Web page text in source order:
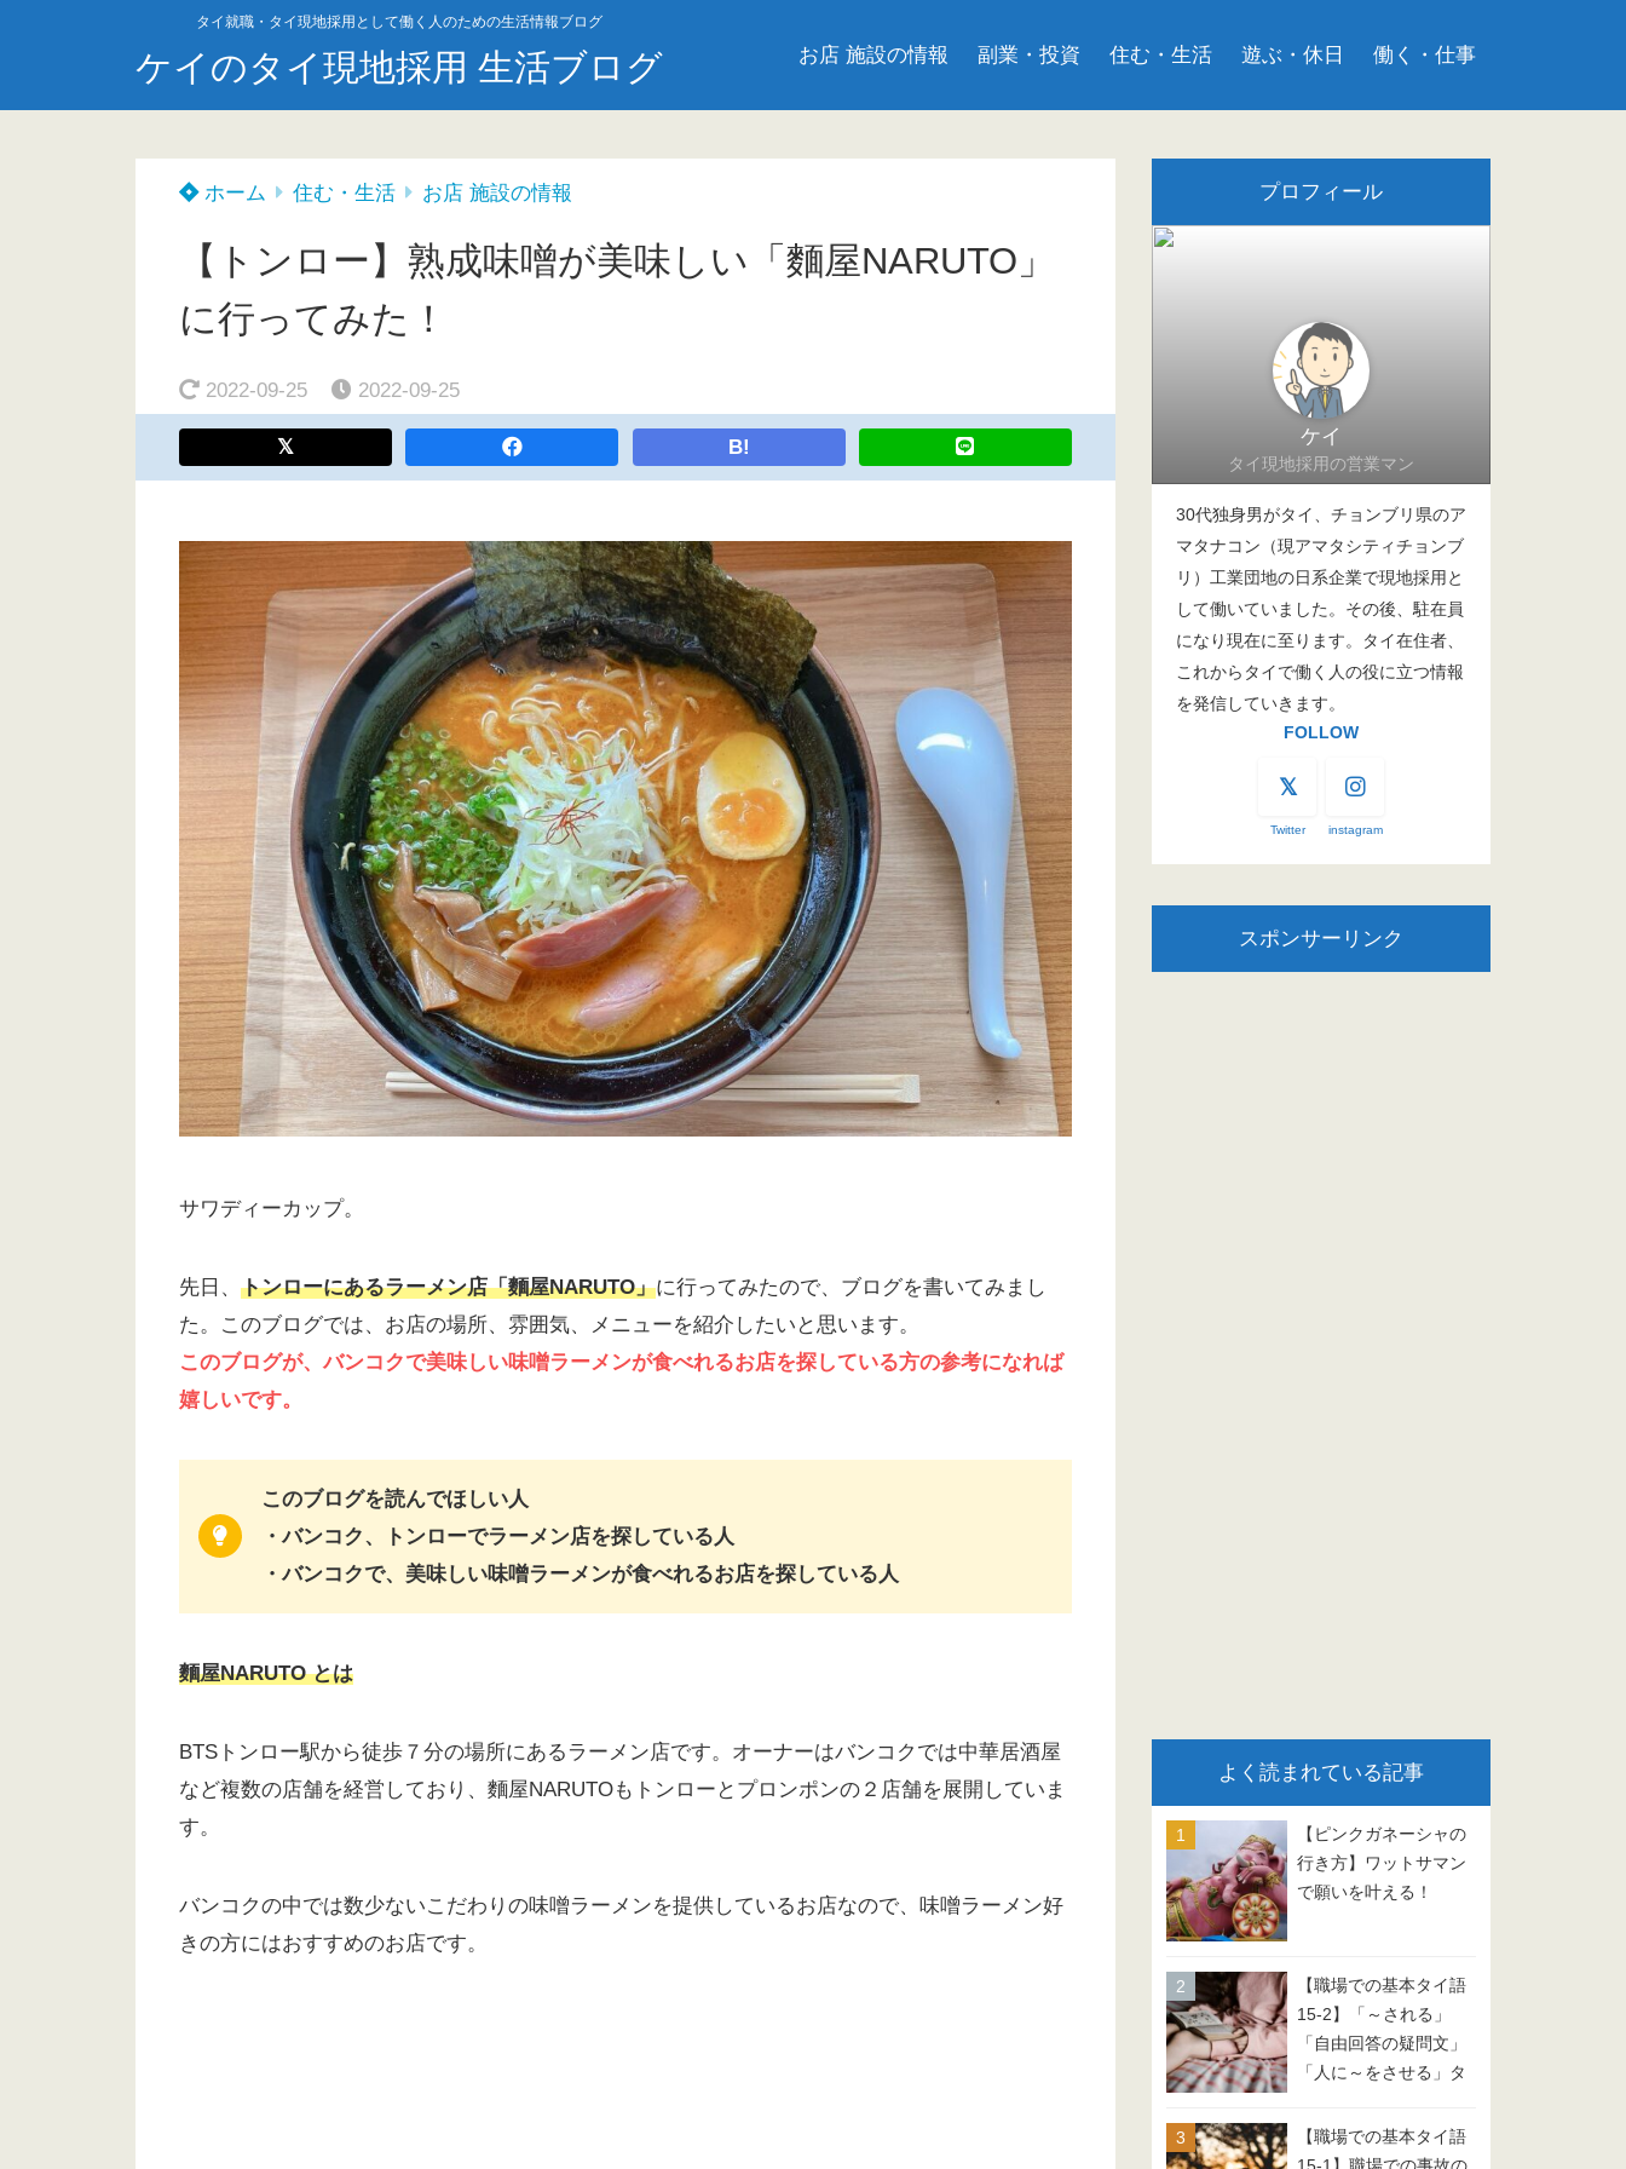
タイ就職・タイ現地採用として働く人のための生活情報ブログ
ケイのタイ現地採用 生活ブログ お店 施設の情報 副業・投資 住む・生活 遊ぶ・休日 働く・仕事
ホーム 住む・生活 お店 施設の情報
【トンロー】熟成味噌が美味しい「麵屋NARUTO」
に行ってみた！
2022-09-25 2022-09-25
B!
サワディーカップ。
先日、 トンローにあるラーメン店「麵屋NARUTO」に行ってみたので、ブログを書いてみまし
た。このブログでは、お店の場所、雰囲気、メニューを紹介したいと思います。
このブログが、バンコクで美味しい味噌ラーメンが食べれるお店を探している方の参考になれば
嬉しいです。
このブログを読んでほしい人
・バンコク、トンローでラーメン店を探している人
・バンコクで、美味しい味噌ラーメンが食べれるお店を探している人
麵屋NARUTO とは
BTSトンロー駅から徒歩７分の場所にあるラーメン店です。オーナーはバンコクでは中華居酒屋
など複数の店舗を経営しており、麵屋NARUTOもトンローとプロンポンの２店舗を展開していま
す。
バンコクの中では数少ないこだわりの味噌ラーメンを提供しているお店なので、味噌ラーメン好
きの方にはおすすめのお店です。
プロフィール
ケイ
タイ現地採用の営業マン
30代独身男がタイ、チョンブリ県のア
マタナコン（現アマタシティチョンブ
リ）工業団地の日系企業で現地採用と
して働いていました。その後、駐在員
になり現在に至ります。タイ在住者、
これからタイで働く人の役に立つ情報
を発信していきます。
FOLLOW
Twitter instagram
スポンサーリンク
よく読まれている記事
【ピンクガネーシャの
行き方】ワットサマン
で願いを叶える！
【職場での基本タイ語
15-2】「～される」
「自由回答の疑問文」
「人に～をさせる」タ
【職場での基本タイ語